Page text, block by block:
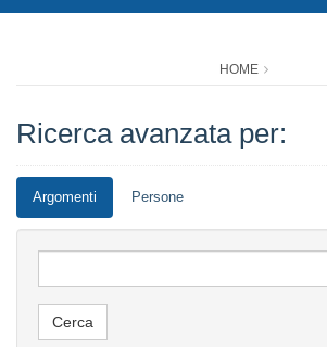
HOME
Ricerca avanzata per:
Argomenti Persone